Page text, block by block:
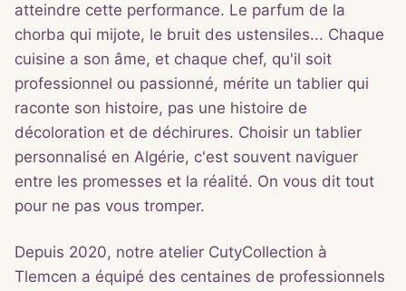
atteindre cette performance. Le parfum de la
chorba qui mijote, le bruit des ustensiles... Chaque
cuisine a son âme, et chaque chef, qu'il soit
professionnel ou passionné, mérite un tablier qui
raconte son histoire, pas une histoire de
décoloration et de déchirures. Choisir un tablier
personnalisé en Algérie, c'est souvent naviguer
entre les promesses et la réalité. On vous dit tout
pour ne pas vous tromper.
Depuis 2020, notre atelier CutyCollection à
Tlemcen a équipé des centaines de professionnels